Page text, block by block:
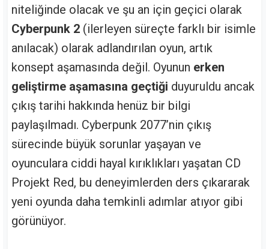
niteliğinde olacak ve şu an için geçici olarak
Cyberpunk 2 (ilerleyen süreçte farklı bir isimle
anılacak) olarak adlandırılan oyun, artık
konsept aşamasında değil. Oyunun erken
geliştirme aşamasına geçtiği duyuruldu ancak
çıkış tarihi hakkında henüz bir bilgi
paylaşılmadı. Cyberpunk 2077’nin çıkış
sürecinde büyük sorunlar yaşayan ve
oyunculara ciddi hayal kırıklıkları yaşatan CD
Projekt Red, bu deneyimlerden ders çıkararak
yeni oyunda daha temkinli adımlar atıyor gibi
görünüyor.